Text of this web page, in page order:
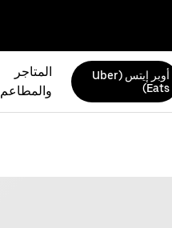
أوبر إيتس (Uber
Eats)
المتاجر
والمطاعم